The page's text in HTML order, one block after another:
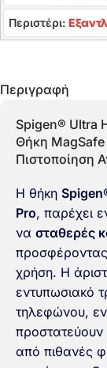
Περιστέρι:
Περιγραφή
Spigen® Ultra
Θήκη MagSafe
Πιστοποίηση
Η θήκη
Pro, παρέχει
να σταθερές
προσφέροντας
χρήση. Η
εντυπωσιακό
τηλεφώνου,
από πιθανές